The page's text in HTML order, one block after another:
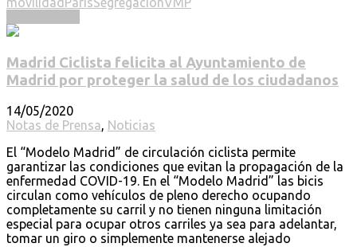
Madrid Ciclista felicita al Ayuntamiento de
Madrid por proteger la salud de los ciudadanos
14/05/2020
Notas de Prensa, Noticias
El “Modelo Madrid” de circulación ciclista permite
garantizar las condiciones que evitan la propagación de la
enfermedad COVID-19. En el “Modelo Madrid” las bicis
circulan como vehículos de pleno derecho ocupando
completamente su carril y no tienen ninguna limitación
especial para ocupar otros carriles ya sea para adelantar,
tomar un giro o simplemente mantenerse alejado